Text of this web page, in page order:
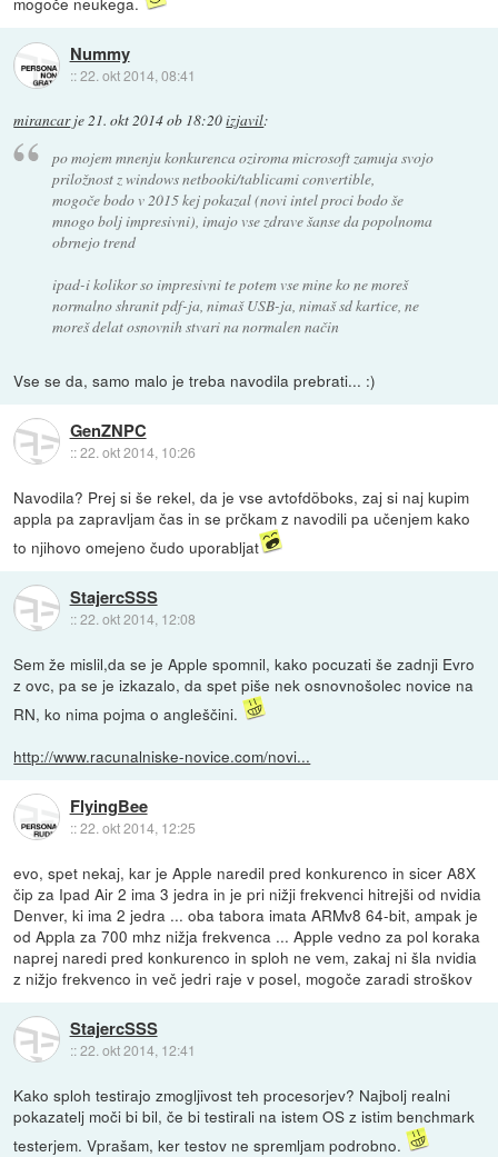
Nummy
::22. okt 2014, 08:41
mirancarje21. okt 2014 ob 18:20izjavil:
po mojem mnenju konkurenca oziroma microsoft zamuja svojo
priložnost z windows netbooki/tablicami convertible,
mogoče bodo v 2015 kej pokazal (novi intel proci bodo še
mnogo bolj impresivni), imajo vse zdrave šanse da popolnoma
obrnejo trend
ipad-i kolikor so impresivni te potem vse mine ko ne moreš
normalno shranit pdf-ja, nimaš USB-ja, nimaš sd kartice, ne
moreš delat osnovnih stvari na normalen način
Vse se da, samo malo je treba navodila prebrati... :)
GenZNPC
::22. okt 2014, 10:26
Navodila? Prej si še rekel, da je vse avtofdöboks, zaj si naj kupim
appla pa zapravljam čas in se prčkam z navodili pa učenjem kako
to njihovo omejeno čudo uporabljat
StajercSSS
::22. okt 2014, 12:08
Sem že mislil,da se je Apple spomnil, kako pocuzati še zadnji Evro
z ovc, pa se je izkazalo, da spet piše nek osnovnošolec novice na
RN, ko nima pojma o angleščini.
http://www.racunalniske-novice.com/novi...
FlyingBee
::22. okt 2014, 12:25
evo, spet nekaj, kar je Apple naredil pred konkurenco in sicer A8X
čip za Ipad Air 2 ima 3 jedra in je pri nižji frekvenci hitrejši od nvidia
Denver, ki ima 2 jedra ... oba tabora imata ARMv8 64-bit, ampak je
od Appla za 700 mhz nižja frekvenca ... Apple vedno za pol koraka
naprej naredi pred konkurenco in sploh ne vem, zakaj ni šla nvidia
z nižjo frekvenco in več jedri raje v posel, mogoče zaradi stroškov
StajercSSS
::22. okt 2014, 12:41
Kako sploh testirajo zmogljivost teh procesorjev? Najbolj realni
pokazatelj moči bi bil, če bi testirali na istem OS z istim benchmark
testerjem. Vprašam, ker testov ne spremljam podrobno.